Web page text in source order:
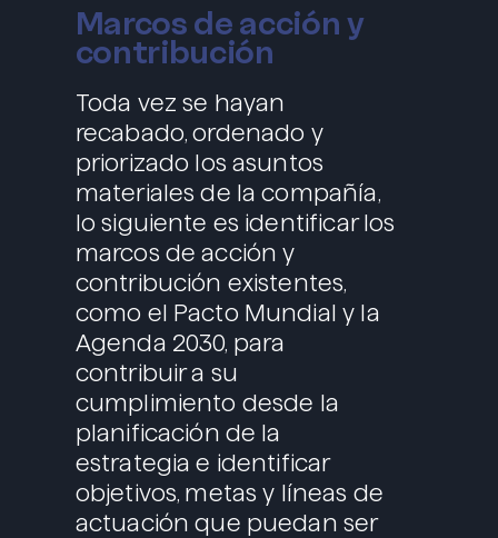
Marcos de acción y
contribución
Toda vez se hayan
recabado, ordenado y
priorizado los asuntos
materiales de la compañía,
lo siguiente es identificar los
marcos de acción y
contribución existentes,
como el Pacto Mundial y la
Agenda 2030, para
contribuir a su
cumplimiento desde la
planificación de la
estrategia e identificar
objetivos, metas y líneas de
actuación que puedan ser